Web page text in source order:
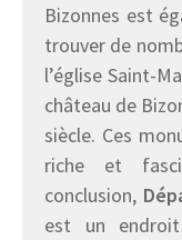
Bizonnes est
trouver de
l’église Saint-
château de
siècle. Ces
riche et
conclusion,
est un